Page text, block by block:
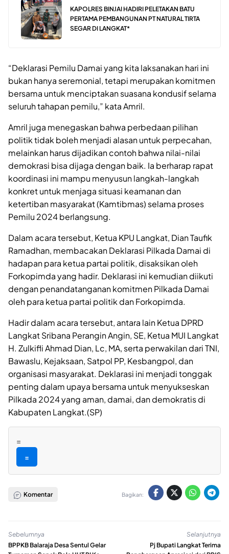
KAPOLRES BINJAI HADIRI PELETAKAN BATU
PERTAMA PEMBANGUNAN PT NATURAL TIRTA
SEGAR DI LANGKAT*
“Deklarasi Pemilu Damai yang kita laksanakan hari ini
bukan hanya seremonial, tetapi merupakan komitmen
bersama untuk menciptakan suasana kondusif selama
seluruh tahapan pemilu,” kata Amril.
Amril juga menegaskan bahwa perbedaan pilihan
politik tidak boleh menjadi alasan untuk perpecahan,
melainkan harus dijadikan contoh bahwa nilai-nilai
demokrasi bisa dijaga dengan baik. Ia berharap rapat
koordinasi ini mampu menyusun langkah-langkah
konkret untuk menjaga situasi keamanan dan
ketertiban masyarakat (Kamtibmas) selama proses
Pemilu 2024 berlangsung.
Dalam acara tersebut, Ketua KPU Langkat, Dian Taufik
Ramadhan, membacakan Deklarasi Pilkada Damai di
hadapan para ketua partai politik, disaksikan oleh
Forkopimda yang hadir. Deklarasi ini kemudian diikuti
dengan penandatanganan komitmen Pilkada Damai
oleh para ketua partai politik dan Forkopimda.
Hadir dalam acara tersebut, antara lain Ketua DPRD
Langkat Sribana Perangin Angin, SE, Ketua MUI Langkat
H. Zulkifli Ahmad Dian, Lc, MA, serta perwakilan dari TNI,
Bawaslu, Kejaksaan, Satpol PP, Kesbangpol, dan
organisasi masyarakat. Deklarasi ini menjadi tonggak
penting dalam upaya bersama untuk menyukseskan
Pilkada 2024 yang aman, damai, dan demokratis di
Kabupaten Langkat.(SP)
=
=
Komentar Bagikan:
Sebelumnya
BPPKB Balaraja Desa Sentul Gelar
Selanjutnya
Pj Bupati Langkat Terima